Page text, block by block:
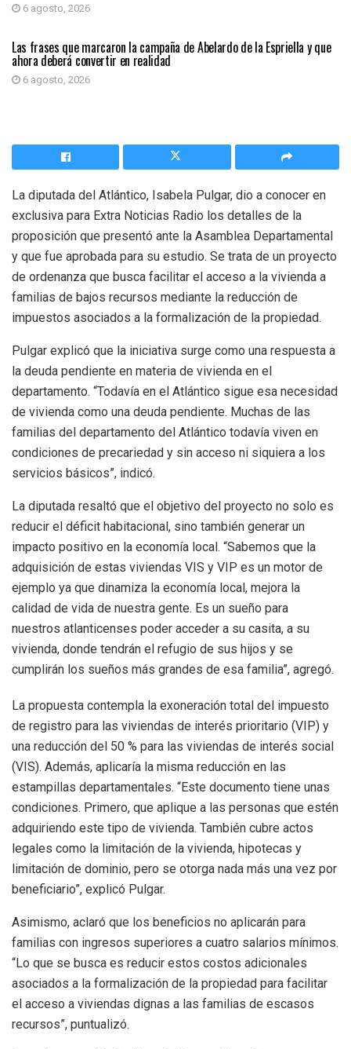
6 agosto, 2026
PRIMER PLANO
Las frases que marcaron la campaña de Abelardo de la Espriella y que
ahora deberá convertir en realidad
6 agosto, 2026
La diputada del Atlántico, Isabela Pulgar, dio a conocer en
exclusiva para Extra Noticias Radio los detalles de la
proposición que presentó ante la Asamblea Departamental
y que fue aprobada para su estudio. Se trata de un proyecto
de ordenanza que busca facilitar el acceso a la vivienda a
familias de bajos recursos mediante la reducción de
impuestos asociados a la formalización de la propiedad.
Pulgar explicó que la iniciativa surge como una respuesta a
la deuda pendiente en materia de vivienda en el
departamento. “Todavía en el Atlántico sigue esa necesidad
de vivienda como una deuda pendiente. Muchas de las
familias del departamento del Atlántico todavía viven en
condiciones de precariedad y sin acceso ni siquiera a los
servicios básicos”, indicó.
La diputada resaltó que el objetivo del proyecto no solo es
reducir el déficit habitacional, sino también generar un
impacto positivo en la economía local. “Sabemos que la
adquisición de estas viviendas VIS y VIP es un motor de
ejemplo ya que dinamiza la economía local, mejora la
calidad de vida de nuestra gente. Es un sueño para
nuestros atlanticenses poder acceder a su casita, a su
vivienda, donde tendrán el refugio de sus hijos y se
cumplirán los sueños más grandes de esa familia”, agregó.
La propuesta contempla la exoneración total del impuesto
de registro para las viviendas de interés prioritario (VIP) y
una reducción del 50 % para las viviendas de interés social
(VIS). Además, aplicaría la misma reducción en las
estampillas departamentales. “Este documento tiene unas
condiciones. Primero, que aplique a las personas que estén
adquiriendo este tipo de vivienda. También cubre actos
legales como la limitación de la vivienda, hipotecas y
limitación de dominio, pero se otorga nada más una vez por
beneficiario”, explicó Pulgar.
Asimismo, aclaró que los beneficios no aplicarán para
familias con ingresos superiores a cuatro salarios mínimos.
“Lo que se busca es reducir estos costos adicionales
asociados a la formalización de la propiedad para facilitar
el acceso a viviendas dignas a las familias de escasos
recursos”, puntualizó.